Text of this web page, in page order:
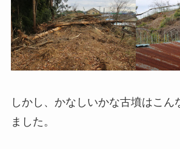
しかし、かなしいかな古墳はこん
ました。